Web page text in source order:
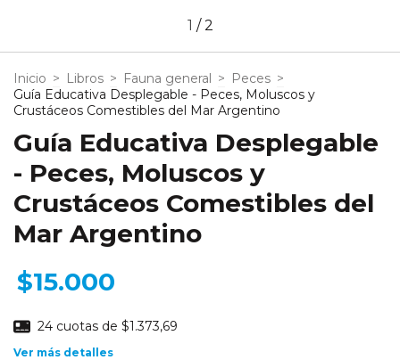
1 /2
Inicio > Libros > Fauna general > Peces >
Guía Educativa Desplegable - Peces, Moluscos y
Crustáceos Comestibles del Mar Argentino
Guía Educativa Desplegable
- Peces, Moluscos y
Crustáceos Comestibles del
Mar Argentino
$15.000
24 cuotas de $1.373,69
Ver más detalles